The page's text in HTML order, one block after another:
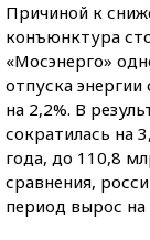
Причиной к
конъюнктура
«Мосэнерго»
отпуска
на 2,2%. В
сократилась на
года, до 110,8
сравнения,
период вырос на